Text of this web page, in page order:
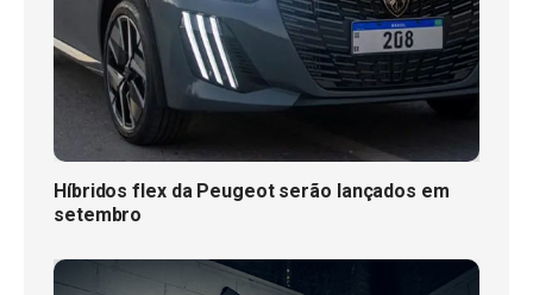
Híbridos flex da Peugeot serão lançados em
setembro